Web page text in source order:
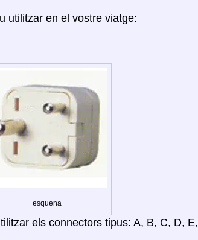
utilitzar en el vostre viatge:
esquena
els connectors tipus: A, B, C, D,